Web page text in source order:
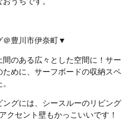
豊川市伊奈町▼
のある広々とした空間に！サー
めに、サーフボードの収納スペ
グには、シースルーのリビング
クセント壁もかっこいいです！